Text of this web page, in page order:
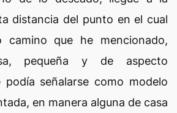
distancia del punto en el cual
camino que he mencionado,
pequeña y de aspecto
señalarse como modelo
en manera alguna de casa